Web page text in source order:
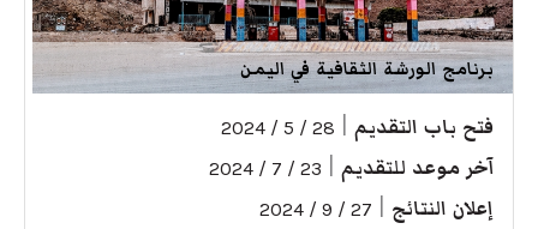
برنامج الورشة الثقافية في اليمن
فتح باب التقديم 28 / 5 / 2024
آخر موعد للتقديم 23 / 7 / 2024
إعلان النتائج 27 / 9 / 2024